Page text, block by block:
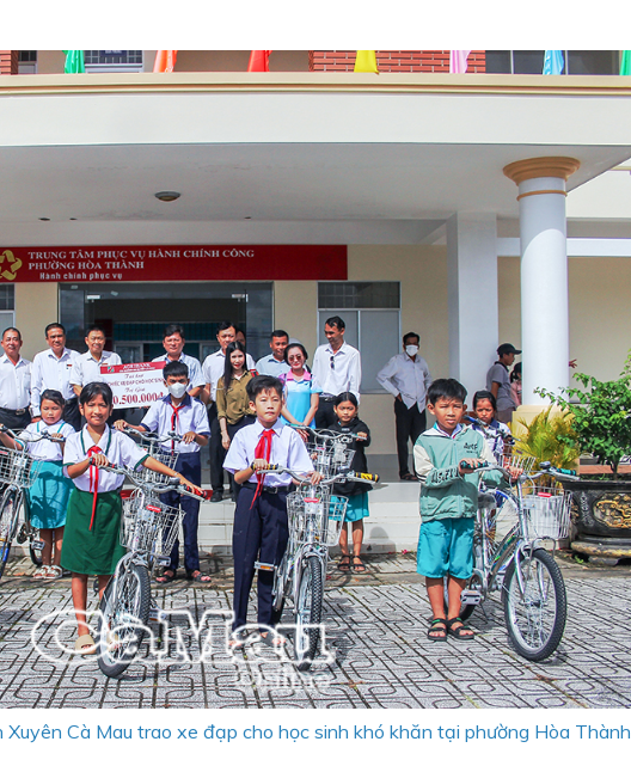
Cà Mau trao xe đạp cho học sinh khó khăn tại phường Hòa Thành.